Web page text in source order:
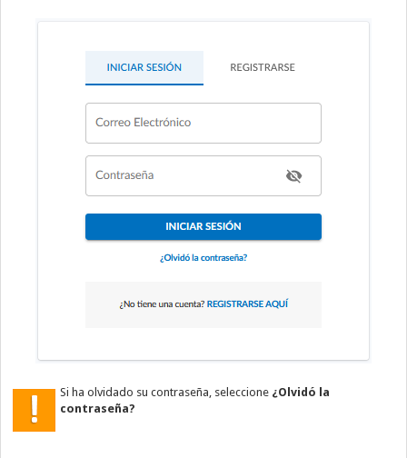
Si ha olvidado su contraseña, seleccione ¿Olvidó la
contraseña?